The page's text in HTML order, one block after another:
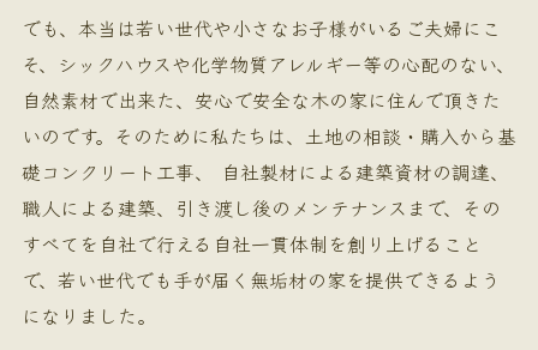
でも、本当は若い世代や小さなお子様がいるご夫婦にこ
そ、シックハウスや化学物質アレルギー等の心配のない、
自然素材で出来た、安心で安全な木の家に住んで頂きた
いのです。そのために私たちは、土地の相談・購入から基
礎コンクリート工事、 自社製材による建築資材の調達、
職人による建築、引き渡し後のメンテナンスまで、その
すべてを自社で行える自社一貫体制を創り上げること
で、若い世代でも手が届く無垢材の家を提供できるよう
になりました。